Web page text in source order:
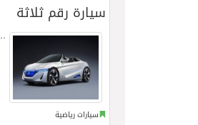
سيارة رقم ثلاثة
..
سيارات رياضية